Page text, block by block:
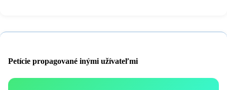
Petície propagované inými užívateľmi